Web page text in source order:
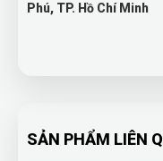
Phú, TP. Hồ Chí Minh
SẢN PHẨM LIÊN